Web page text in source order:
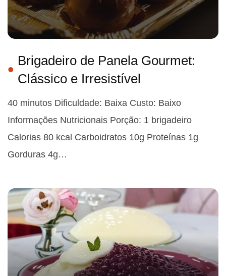
Brigadeiro de Panela Gourmet:
Clássico e Irresistível
40 minutos Dificuldade: Baixa Custo: Baixo
Informações Nutricionais Porção: 1 brigadeiro
Calorias 80 kcal Carboidratos 10g Proteínas 1g
Gorduras 4g…